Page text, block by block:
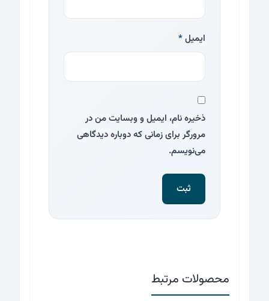
ایمیل*
ذخیره نام، ایمیل و وبسایت من در
مرورگر برای زمانی که دوباره دیدگاهی
می‌نویسم.
محصولات مرتبط